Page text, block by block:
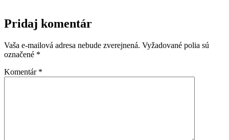
Pridaj komentár
Vaša e-mailová adresa nebude zverejnená. Vyžadované polia sú
označené *
Komentár *